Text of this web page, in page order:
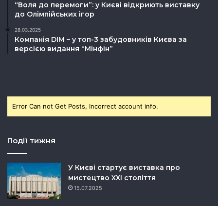
“Воля до перемоги”: у Києві відкриють виставку
до Олімпійських ігор
28.03.2025
Компанія DIM – у топ-3 забудовників Києва за
версією видання “Мінфін”
Error Can not Get Posts, Incorrect account info.
Події тижня
У Києві стартує виставка про
мистецтво XXI століття
15.07.2025